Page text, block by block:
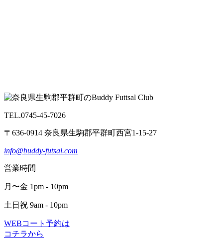
TEL.0745-45-7026
〒636-0914 奈良県生駒郡平群町西宮1-15-27
info@buddy-futsal.com
営業時間
月〜金 1pm - 10pm
土日祝 9am - 10pm
WEBコート予約は
コチラから